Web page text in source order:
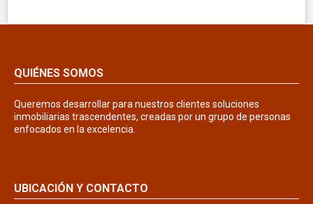
QUIÉNES SOMOS
Queremos desarrollar para nuestros clientes soluciones
inmobiliarias trascendentes, creadas por un grupo de personas
enfocados en la excelencia.
UBICACIÓN Y CONTACTO